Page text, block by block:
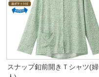
スナップ釦前開きＴシャツ(婦